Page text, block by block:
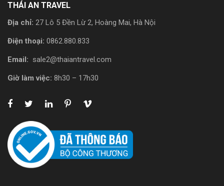
THÁI AN TRAVEL
Địa chỉ: 27 Lô 5 Đền Lừ 2, Hoàng Mai, Hà Nội
Điện thoại: 0862.880.833
Email: sale2@thaiantravel.com
Giờ làm việc: 8h30 – 17h30